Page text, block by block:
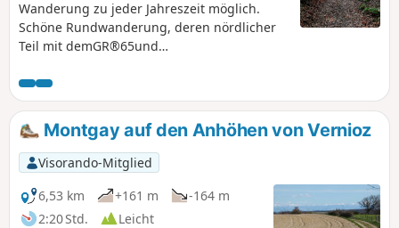
Wanderung zu jeder Jahreszeit möglich.
Schöne Rundwanderung, deren nördlicher
Teil mit demGR®65und
und (2) gibt es schöne Aussichtspunkte, die
man sich nicht entgehen lassen sollte. AN
ALLE WANDERER (SES), DIE MEINE
WANDERROUTEN BEWÄLTIGEN: Ihr könnt
Fotos hochladen und dabei den Standort auf
der Route angeben.
Montgay auf den Anhöhen von Vernioz
Visorando-Mitglied
6,53 km
+161 m
-164 m
2:20 Std.
Leicht